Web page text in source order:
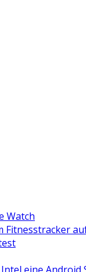
Watch
Fitnesstracker